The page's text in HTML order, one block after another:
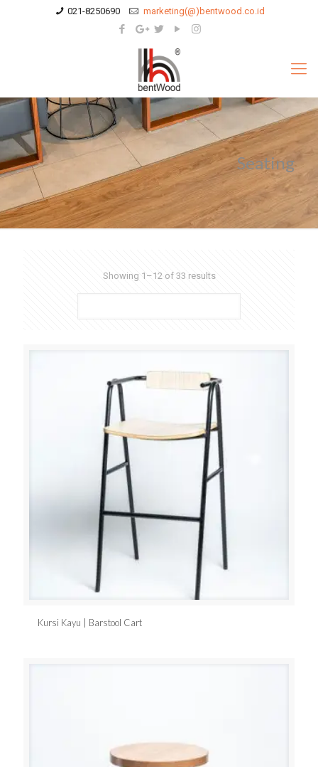
021-8250690 marketing(@)bentwood.co.id
Seating
Showing 1–12 of 33 results
Kursi Kayu | Barstool Cart